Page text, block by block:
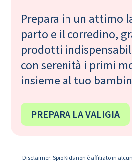
Prepara in un attimo
parto e il corredino,
prodotti
con serenità i primi
insieme al tuo
PREPARA LA VALIGIA
Disclaimer: Spio Kids non è affiliato in